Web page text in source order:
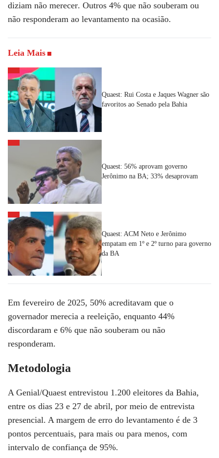
diziam não merecer. Outros 4% que não souberam ou
não responderam ao levantamento na ocasião.
Leia Mais
Quaest: Rui Costa e Jaques Wagner são
favoritos ao Senado pela Bahia
Quaest: 56% aprovam governo
Jerônimo na BA; 33% desaprovam
Quaest: ACM Neto e Jerônimo
empatam em 1º e 2º turno para governo
da BA
Em fevereiro de 2025, 50% acreditavam que o
governador merecia a reeleição, enquanto 44%
discordaram e 6% que não souberam ou não
responderam.
Metodologia
A Genial/Quaest entrevistou 1.200 eleitores da Bahia,
entre os dias 23 e 27 de abril, por meio de entrevista
presencial. A margem de erro do levantamento é de 3
pontos percentuais, para mais ou para menos, com
intervalo de confiança de 95%.